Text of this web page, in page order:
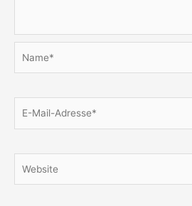
Mail-